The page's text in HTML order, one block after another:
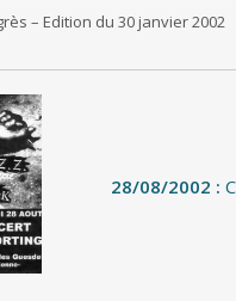
– Edition du 30 janvier 2002
28/08/2002 :